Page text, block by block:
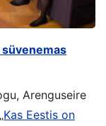
süvenemas
, Arenguseire
Kas Eestis on